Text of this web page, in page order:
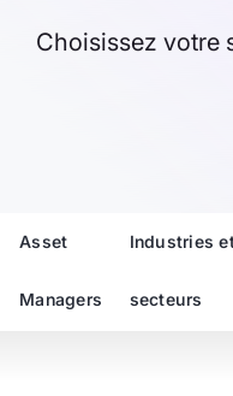
Choisissez votre
Asset
Managers
Industries
secteurs